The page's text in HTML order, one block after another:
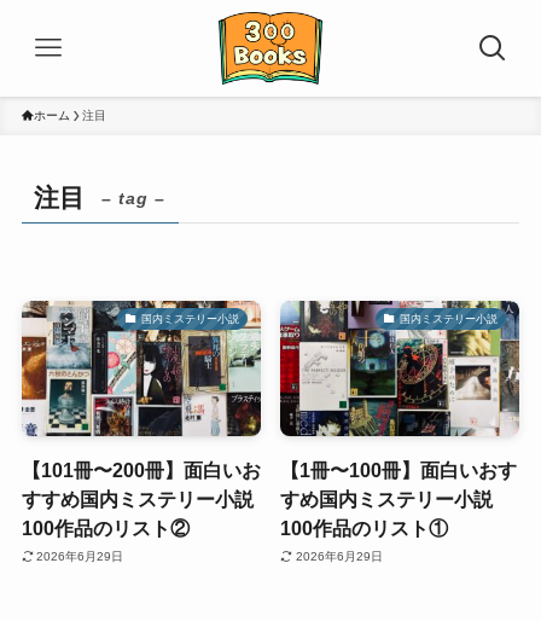
ホーム 注目
注目 – tag –
国内ミステリー小説
【101冊〜200冊】面白いお
すすめ国内ミステリー小説
100作品のリスト②
2026年6月29日
国内ミステリー小説
【1冊〜100冊】面白いおす
すめ国内ミステリー小説
100作品のリスト①
2026年6月29日